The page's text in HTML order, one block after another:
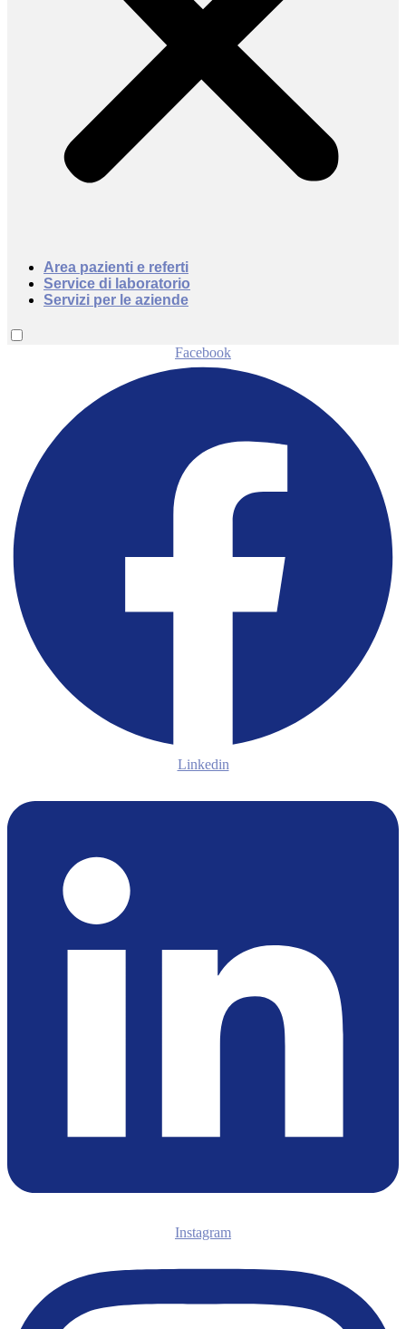
Area pazienti e referti
Service di laboratorio
Servizi per le aziende
Facebook
Linkedin
Instagram